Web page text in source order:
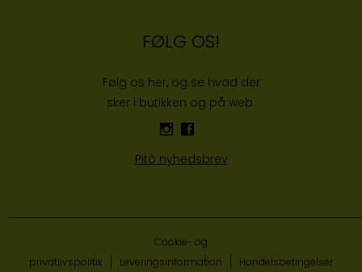
FØLG OS!
Følg os her, og se hvad der
sker i butikken og på web:
Pitó nyhedsbrev
Cookie- og
privatlivspolitik
Leveringsinformation Handelsbetingelser